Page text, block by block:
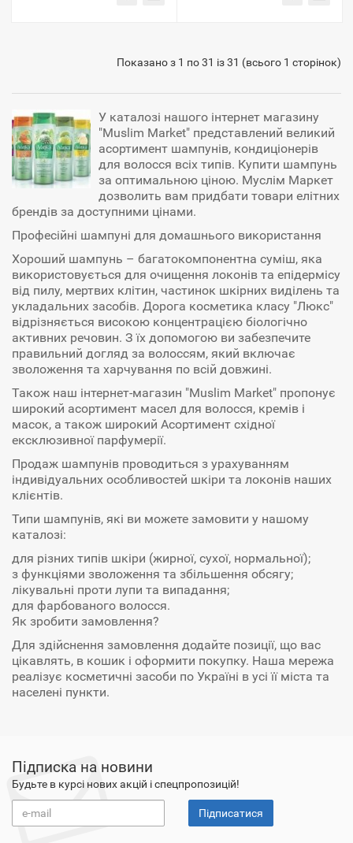
Показано з 1 по 31 із 31 (всього 1 сторінок)
У каталозі нашого інтернет магазину
"Muslim Market" представлений великий
асортимент шампунів, кондиціонерів
для волосся всіх типів. Купити шампунь
за оптимальною ціною. Муслім Маркет
дозволить вам придбати товари елітних
брендів за доступними цінами.
Професійні шампуні для домашнього використання
Хороший шампунь – багатокомпонентна суміш, яка
використовується для очищення локонів та епідермісу
від пилу, мертвих клітин, частинок шкірних виділень та
укладальних засобів. Дорога косметика класу "Люкс"
відрізняється високою концентрацією біологічно
активних речовин. З їх допомогою ви забезпечите
правильний догляд за волоссям, який включає
зволоження та харчування по всій довжині.
Також наш інтернет-магазин "Muslim Market" пропонує
широкий асортимент масел для волосся, кремів і
масок, а також широкий Асортимент східної
ексклюзивної парфумерії.
Продаж шампунів проводиться з урахуванням
індивідуальних особливостей шкіри та локонів наших
клієнтів.
Типи шампунів, які ви можете замовити у нашому
каталозі:
для різних типів шкіри (жирної, сухої, нормальної);
з функціями зволоження та збільшення обсягу;
лікувальні проти лупи та випадання;
для фарбованого волосся.
Як зробити замовлення?
Для здійснення замовлення додайте позиції, що вас
цікавлять, в кошик і оформити покупку. Наша мережа
реалізує косметичні засоби по Україні в усі її міста та
населені пункти.
Підписка на новини
Будьте в курсі нових акцій і спецпропозицій!
Підписатися